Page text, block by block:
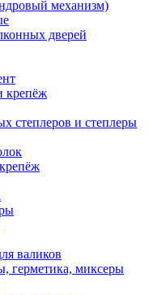
механизм)
дверей
крепёж
степлеров и степлеры
валиков
герметика, миксеры